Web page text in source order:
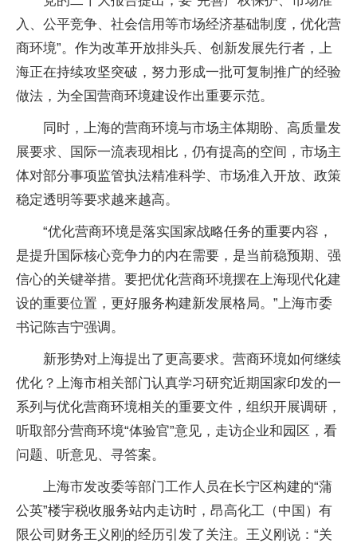
入、公平竞争、社会信用等市场经济基础制度，优化营
商环境”。作为改革开放排头兵、创新发展先行者，上
海正在持续攻坚突破，努力形成一批可复制推广的经验
做法，为全国营商环境建设作出重要示范。
同时，上海的营商环境与市场主体期盼、高质量发
展要求、国际一流表现相比，仍有提高的空间，市场主
体对部分事项监管执法精准科学、市场准入开放、政策
稳定透明等要求越来越高。
“优化营商环境是落实国家战略任务的重要内容，
是提升国际核心竞争力的内在需要，是当前稳预期、强
信心的关键举措。要把优化营商环境摆在上海现代化建
设的重要位置，更好服务构建新发展格局。”上海市委
书记陈吉宁强调。
新形势对上海提出了更高要求。营商环境如何继续
优化？上海市相关部门认真学习研究近期国家印发的一
系列与优化营商环境相关的重要文件，组织开展调研，
听取部分营商环境“体验官”意见，走访企业和园区，看
问题、听意见、寻答案。
上海市发改委等部门工作人员在长宁区构建的“蒲
公英”楼宇税收服务站内走访时，昂高化工（中国）有
限公司财务王义刚的经历引发了关注。王义刚说：“关